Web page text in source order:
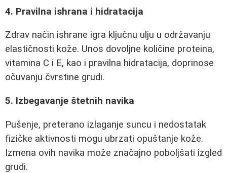
4. Pravilna ishrana i hidratacija
Zdrav način ishrane igra ključnu ulju u održavanju
elastičnosti kože. Unos dovoljne količine proteina,
vitamina C i E, kao i pravilna hidratacija, doprinose
očuvanju čvrstine grudi.
5. Izbegavanje štetnih navika
Pušenje, preterano izlaganje suncu i nedostatak
fizičke aktivnosti mogu ubrzati opuštanje kože.
Izmena ovih navika može značajno poboljšati izgled
grudi.